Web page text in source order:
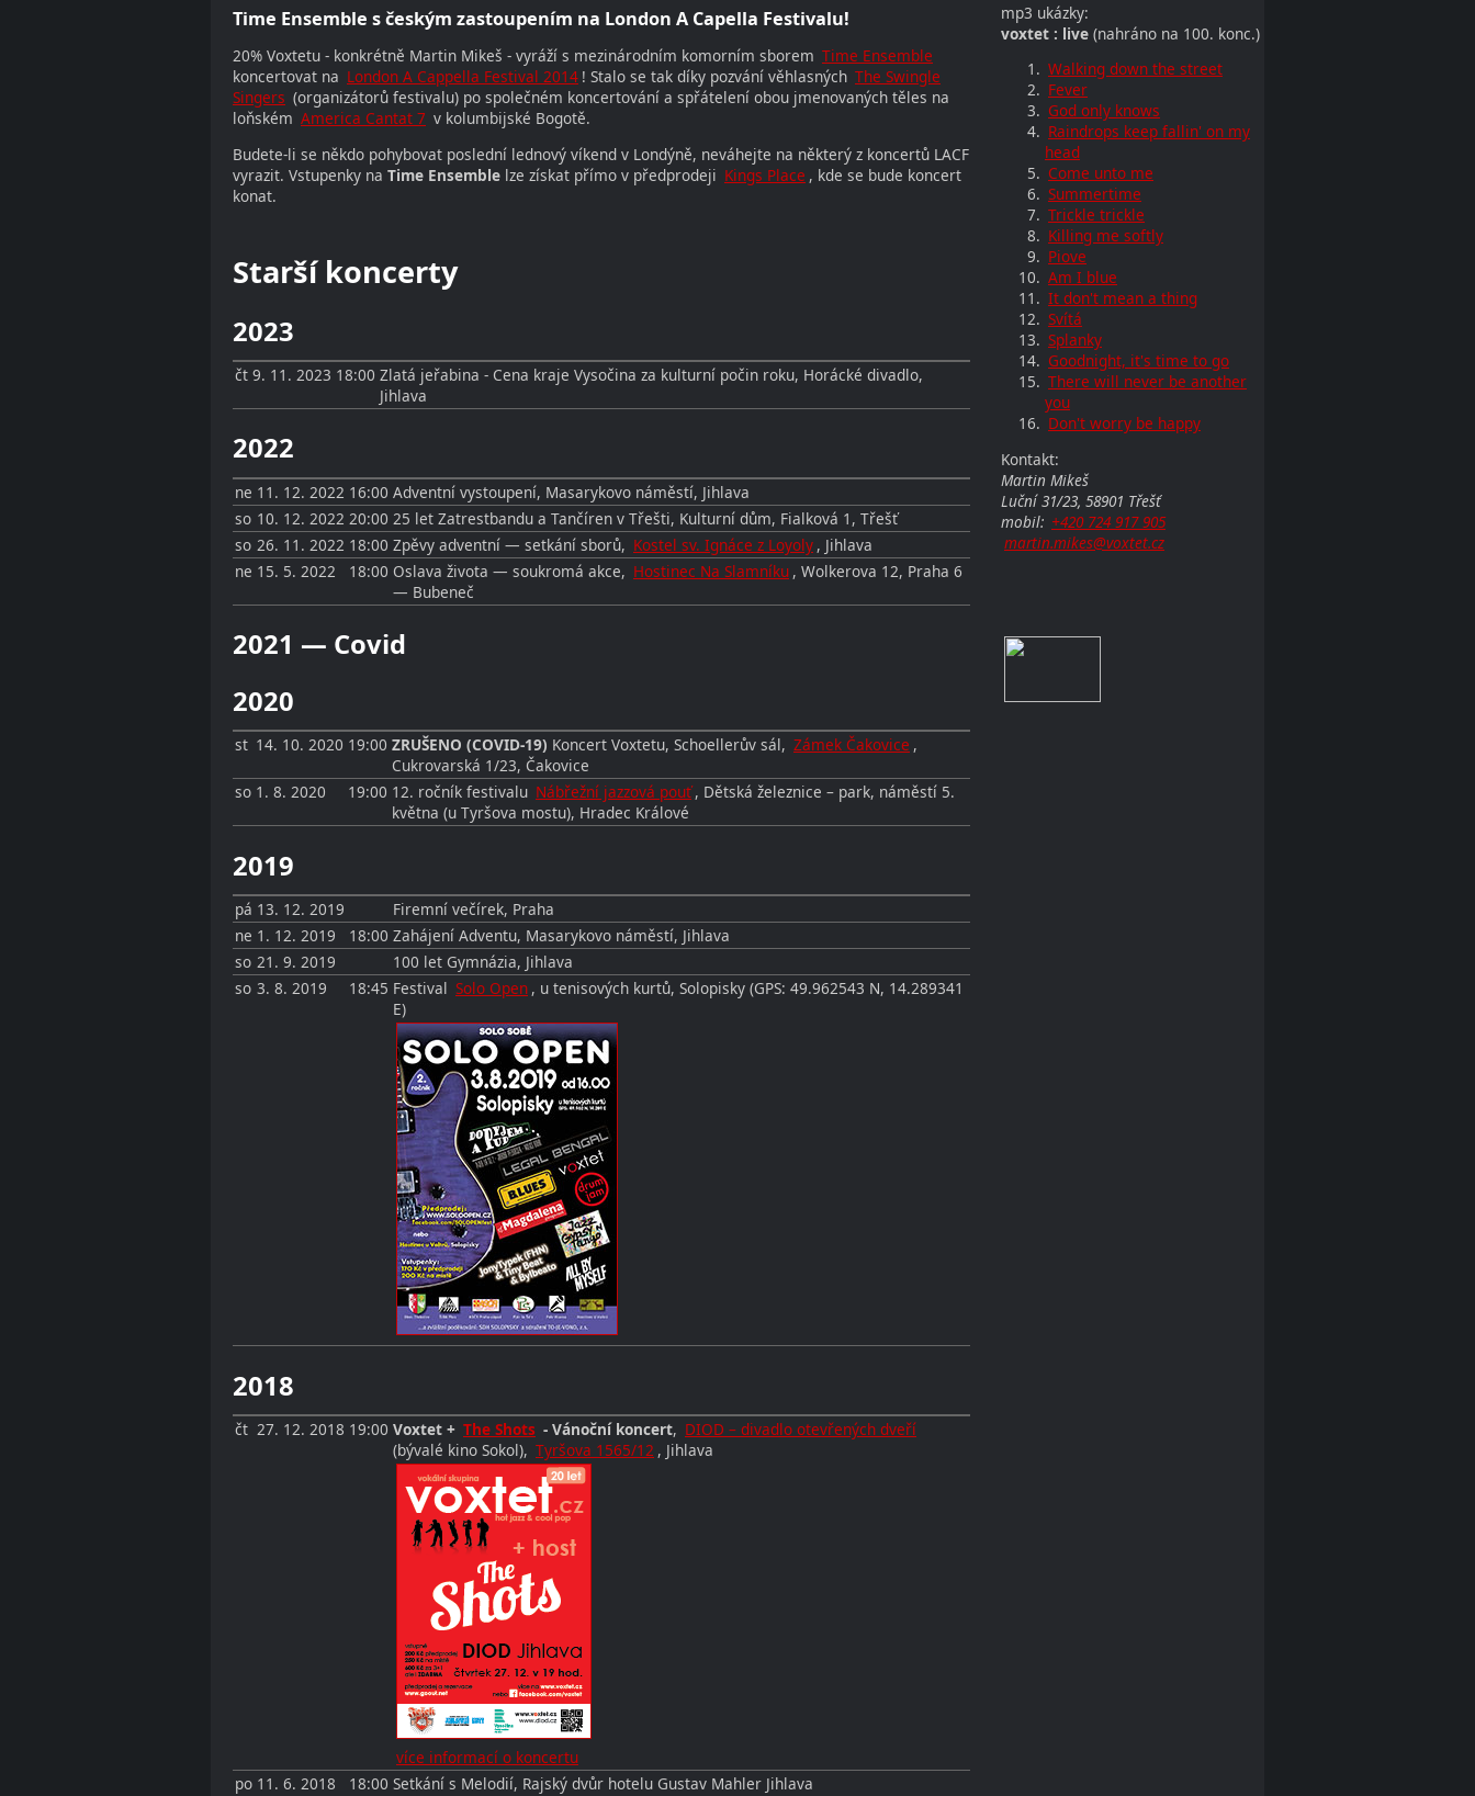
mp3 ukázky:
voxtet : live (nahráno na 100. konc.)
Walking down the street
Fever
God only knows
Raindrops keep fallin' on my
head
Come unto me
Summertime
Trickle trickle
Killing me softly
Piove
Am I blue
It don't mean a thing
Svítá
Splanky
Goodnight, it's time to go
There will never be another
you
Don't worry be happy
Kontakt:
Martin Mikeš
Luční 31/23, 58901 Třešť
mobil: +420 724 917 905
martin.mikes@voxtet.cz
Time Ensemble s českým zastoupením na London A Capella Festivalu!
20% Voxtetu - konkrétně Martin Mikeš - vyráží s mezinárodním komorním sborem Time Ensemble
koncertovat na London A Cappella Festival 2014 ! Stalo se tak díky pozvání věhlasných The Swingle
Singers (organizátorů festivalu) po společném koncertování a spřátelení obou jmenovaných těles na
loňském America Cantat 7 v kolumbijské Bogotě.
Budete-li se někdo pohybovat poslední lednový víkend v Londýně, neváhejte na některý z koncertů LACF
vyrazit. Vstupenky na Time Ensemble lze získat přímo v předprodeji Kings Place , kde se bude koncert
konat.
Starší koncerty
2023
čt 9. 11. 2023 18:00 Zlatá jeřabina - Cena kraje Vysočina za kulturní počin roku, Horácké divadlo,
Jihlava
2022
ne 11. 12. 2022 16:00 Adventní vystoupení, Masarykovo náměstí, Jihlava
so 10. 12. 2022 20:00 25 let Zatrestbandu a Tančíren v Třešti, Kulturní dům, Fialková 1, Třešť
so 26. 11. 2022 18:00 Zpěvy adventní — setkání sborů, Kostel sv. Ignáce z Loyoly , Jihlava
ne 15. 5. 2022 18:00 Oslava života — soukromá akce, Hostinec Na Slamníku , Wolkerova 12, Praha 6
— Bubeneč
2021 — Covid
2020
st 14. 10. 2020 19:00 ZRUŠENO (COVID-19) Koncert Voxtetu, Schoellerův sál, Zámek Čakovice ,
Cukrovarská 1/23, Čakovice
so 1. 8. 2020 19:00 12. ročník festivalu Nábřežní jazzová pouť , Dětská železnice – park, náměstí 5.
května (u Tyršova mostu), Hradec Králové
2019
pá 13. 12. 2019
Firemní večírek, Praha
ne 1. 12. 2019 18:00 Zahájení Adventu, Masarykovo náměstí, Jihlava
so 21. 9. 2019
100 let Gymnázia, Jihlava
so 3. 8. 2019 18:45 Festival Solo Open , u tenisových kurtů, Solopisky (GPS: 49.962543 N, 14.289341
E)
2018
čt 27. 12. 2018 19:00 Voxtet + The Shots - Vánoční koncert, DIOD – divadlo otevřených dveří
(bývalé kino Sokol), Tyršova 1565/12 , Jihlava
více informací o koncertu
po 11. 6. 2018 18:00 Setkání s Melodií, Rajský dvůr hotelu Gustav Mahler Jihlava